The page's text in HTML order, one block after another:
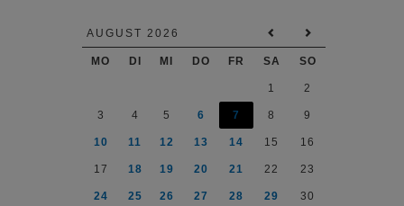
AUGUST 2026
MO DI MI DO FR SA SO
1 2
3 4 5 6 7 8 9
10 11 12 13 14 15 16
17 18 19 20 21 22 23
24 25 26 27 28 29 30